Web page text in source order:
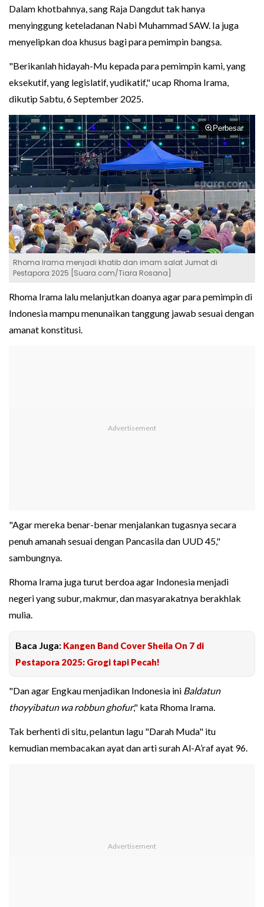
Dalam khotbahnya, sang Raja Dangdut tak hanya
menyinggung keteladanan Nabi Muhammad SAW. Ia juga
menyelipkan doa khusus bagi para pemimpin bangsa.
"Berikanlah hidayah-Mu kepada para pemimpin kami, yang
eksekutif, yang legislatif, yudikatif," ucap Rhoma Irama,
dikutip Sabtu, 6 September 2025.
Perbesar
Rhoma Irama menjadi khatib dan imam salat Jumat di
Pestapora 2025 [Suara.com/Tiara Rosana]
Rhoma Irama lalu melanjutkan doanya agar para pemimpin di
Indonesia mampu menunaikan tanggung jawab sesuai dengan
amanat konstitusi.
"Agar mereka benar-benar menjalankan tugasnya secara
penuh amanah sesuai dengan Pancasila dan UUD 45,"
sambungnya.
Rhoma Irama juga turut berdoa agar Indonesia menjadi
negeri yang subur, makmur, dan masyarakatnya berakhlak
mulia.
Baca Juga: Kangen Band Cover Sheila On 7 di
Pestapora 2025: Grogi tapi Pecah!
"Dan agar Engkau menjadikan Indonesia ini Baldatun
thoyyibatun wa robbun ghofur," kata Rhoma Irama.
Tak berhenti di situ, pelantun lagu "Darah Muda" itu
kemudian membacakan ayat dan arti surah Al-A’raf ayat 96.